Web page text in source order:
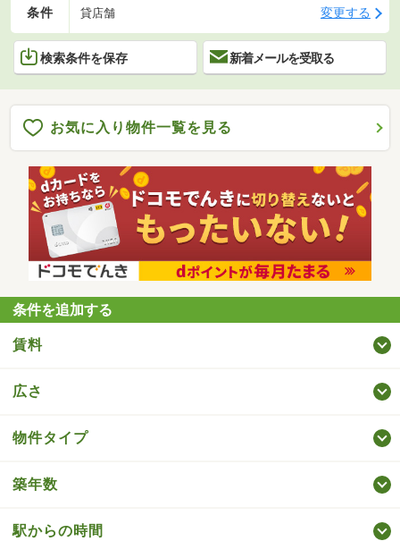
条件 貸店舗 変更する
検索条件を保存 新着メールを受取る
お気に入り物件一覧を見る
条件を追加する
賃料
広さ
物件タイプ
築年数
駅からの時間